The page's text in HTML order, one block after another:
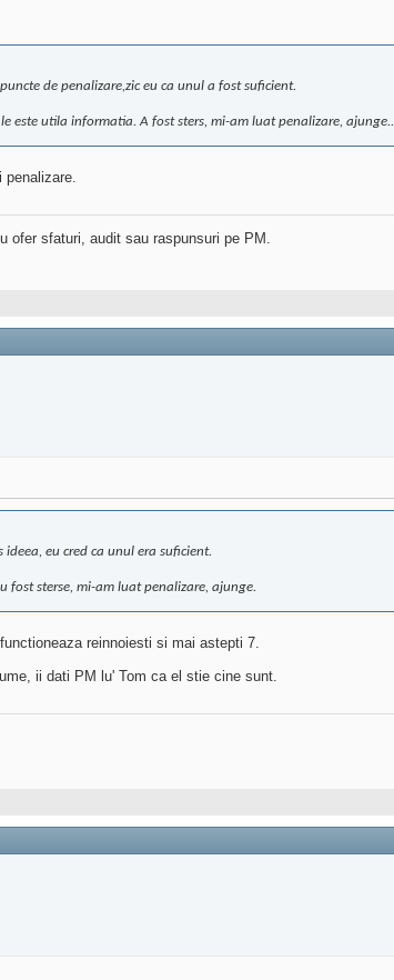
de penalizare,zic eu ca unul a fost suficient.
este utila informatia. A fost sters, mi-am luat penalizare, ajunge..
penalizare.
ofer sfaturi, audit sau raspunsuri pe PM.
eu cred ca unul era suficient.
fost sterse, mi-am luat penalizare, ajunge.
reinnoiesti si mai astepti 7.
ii dati PM lu' Tom ca el stie cine sunt.